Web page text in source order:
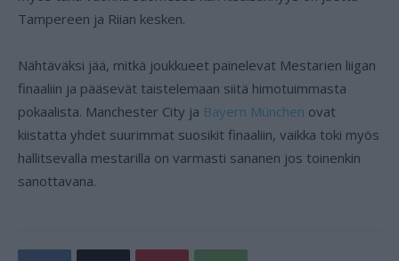
Tampereen ja Riian kesken.
Nähtäväksi jää, mitkä joukkueet painelevat Mestarien liigan
finaaliin ja pääsevät taistelemaan siitä himotuimmasta
pokaalista. Manchester City ja Bayern München ovat
kiistatta yhdet suurimmat suosikit finaaliin, vaikka toki myös
hallitsevalla mestarilla on varmasti sananen jos toinenkin
sanottavana.